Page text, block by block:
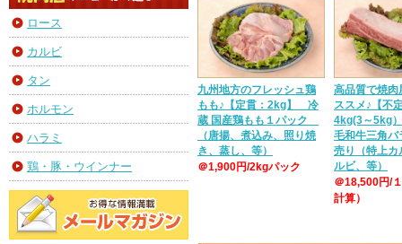
ロース
カルビ
タン
ホルモン
ハラミ
鶏・豚・ウインナー
九州地方のフレッシュ鶏
もも♪【定貫：2kg】 冷
蔵 国産鶏もも１パック
（唐揚、煮込み、照り焼
き、蒸し、等）
＠1,900円/2kgパック
高品質で焼肉
ススメ♪【不
4kg(3～5kg
毛和牛三角バ
売り（特上カ
ルビ、等）
＠18,500円/
計算）